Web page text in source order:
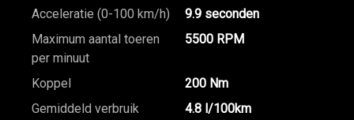
Acceleratie (0-100 km/h)
9.9 seconden
Maximum aantal toeren
per minuut
5500 RPM
Koppel
200 Nm
Gemiddeld verbruik
4.8 l/100km